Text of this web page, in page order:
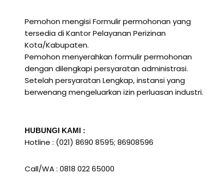
Pemohon mengisi Formulir permohonan yang
tersedia di Kantor Pelayanan Perizinan
Kota/Kabupaten.
Pemohon menyerahkan formulir permohonan
dengan dilengkapi persyaratan administrasi.
Setelah persyaratan Lengkap, instansi yang
berwenang mengeluarkan izin perluasan industri.
HUBUNGI KAMI :
Hotline : (021) 8690 8595; 86908596
Call/WA : 0818 022 65000